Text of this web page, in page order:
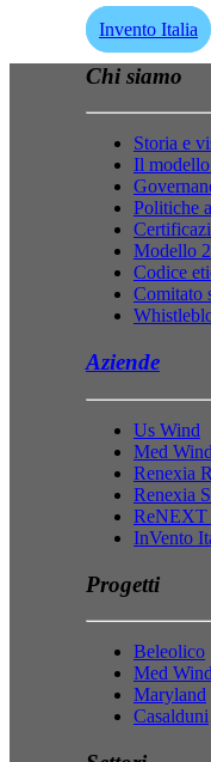
Invento Italia
Chi siamo
Storia e
Il
Politiche
Modello
Codice
Comitato
Aziende
Us Wind
Med Wind
Renexia
Renexia
ReNEXT
InVento
Progetti
Beleolico
Med Wind
Maryland
Casalduni